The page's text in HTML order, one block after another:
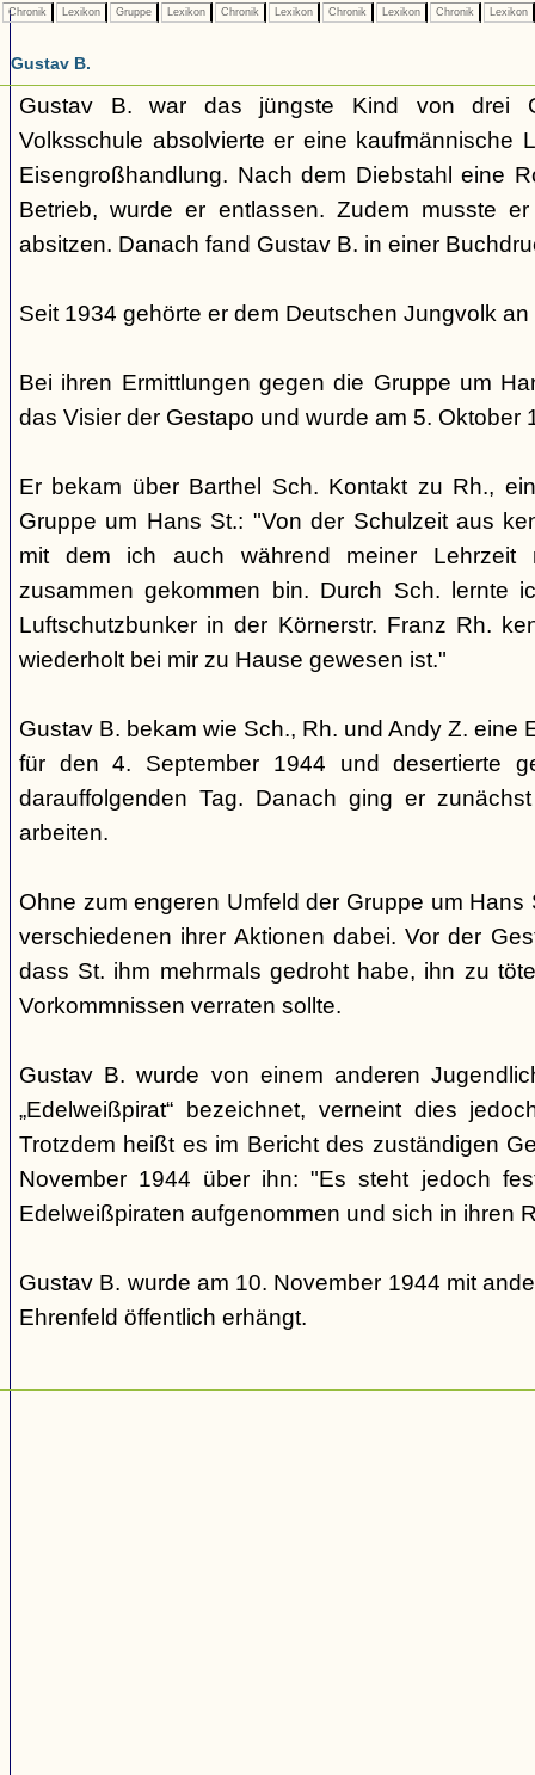
Chronik Lexikon Gruppe Lexikon Chronik Lexikon Chronik Lexikon Chronik Lexikon
Gustav B.
Gustav B. war das jüngste Kind von drei
Volksschule absolvierte er eine kaufmännische
Eisengroßhandlung. Nach dem Diebstahl eine
Betrieb, wurde er entlassen. Zudem musste
absitzen. Danach fand Gustav B. in einer
Seit 1934 gehörte er dem Deutschen Jungvolk
Bei ihren Ermittlungen gegen die Gruppe um
das Visier der Gestapo und wurde am 5. Oktober
Er bekam über Barthel Sch. Kontakt zu Rh.,
Gruppe um Hans St.: "Von der Schulzeit aus
mit dem ich auch während meiner Lehrzeit
zusammen gekommen bin. Durch Sch. lernte
Luftschutzbunker in der Körnerstr. Franz Rh.
wiederholt bei mir zu Hause gewesen ist."
Gustav B. bekam wie Sch., Rh. und Andy Z. eine
für den 4. September 1944 und desertierte
darauffolgenden Tag. Danach ging er
arbeiten.
Ohne zum engeren Umfeld der Gruppe um Hans
verschiedenen ihrer Aktionen dabei. Vor der
dass St. ihm mehrmals gedroht habe, ihn zu
Vorkommnissen verraten sollte.
Gustav B. wurde von einem anderen
„Edelweißpirat“ bezeichnet, verneint dies
Trotzdem heißt es im Bericht des zuständigen
November 1944 über ihn: "Es steht jedoch
Edelweißpiraten aufgenommen und sich in ihren
Gustav B. wurde am 10. November 1944 mit
Ehrenfeld öffentlich erhängt.